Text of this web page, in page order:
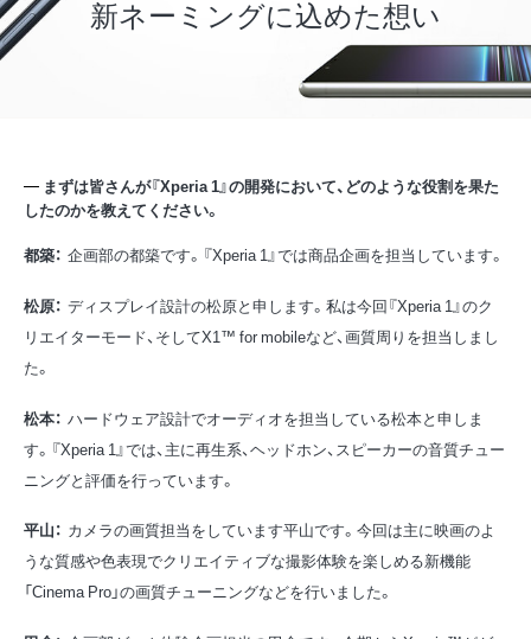
新ネーミングに込めた想い
まずは皆さんが『Xperia 1』の開発において、どのような役割を果た
したのかを教えてください。
都築： 企画部の都築です。『Xperia 1』では商品企画を担当しています。
松原： ディスプレイ設計の松原と申します。私は今回『Xperia 1』のク
リエイターモード、そしてX1™ for mobileなど、画質周りを担当しまし
た。
松本： ハードウェア設計でオーディオを担当している松本と申しま
す。『Xperia 1』では、主に再生系、ヘッドホン、スピーカーの音質チュー
ニングと評価を行っています。
平山： カメラの画質担当をしています平山です。今回は主に映画のよ
うな質感や色表現でクリエイティブな撮影体験を楽しめる新機能
「Cinema Pro」の画質チューニングなどを行いました。